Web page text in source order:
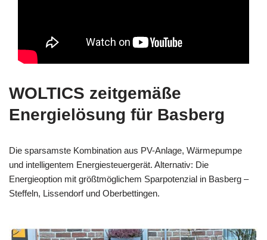
WOLTICS zeitgemäße
Energielösung für Basberg
Die sparsamste Kombination aus PV-Anlage, Wärmepumpe
und intelligentem Energiesteuergerät. Alternativ: Die
Energieoption mit größtmöglichem Sparpotenzial in Basberg –
Steffeln, Lissendorf und Oberbettingen.